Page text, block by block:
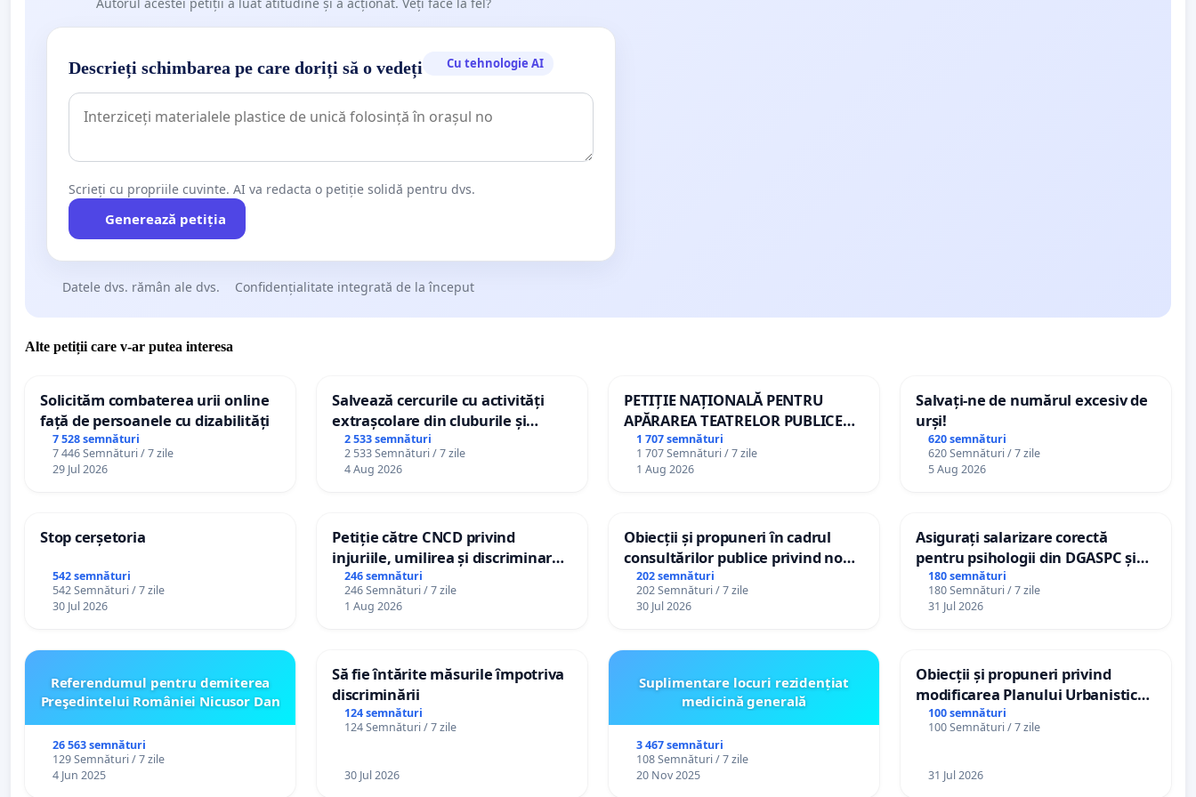
Descrieți schimbarea pe care doriți să o vedeți Cu tehnologie AI
Scrieți cu propriile cuvinte. AI va redacta o petiție solidă pentru dvs.
Generează petiția
Datele dvs. rămân ale dvs. Confidențialitate integrată de la început
Alte petiții care v-ar putea interesa
Solicităm combaterea urii online
față de persoanele cu dizabilități
7 528 semnături
7 446 Semnături / 7 zile
29 Jul 2026
Salvează cercurile cu activități
extrașcolare din cluburile și
palatele copiilor
2 533 semnături
2 533 Semnături / 7 zile
4 Aug 2026
PETIȚIE NAȚIONALĂ PENTRU
APĂRAREA TEATRELOR PUBLICE
DE REPERTORIU DIN ROMÂNIA
1 707 semnături
1 707 Semnături / 7 zile
1 Aug 2026
Salvați-ne de numărul excesiv de
urși!
620 semnături
620 Semnături / 7 zile
5 Aug 2026
Stop cerșetoria
542 semnături
542 Semnături / 7 zile
30 Jul 2026
Petiție către CNCD privind
injuriile, umilirea și discriminarea
persoanelor cu dizabilități de
către utilizatorul TikTok „Gorici”
246 semnături
246 Semnături / 7 zile
1 Aug 2026
Obiecții și propuneri în cadrul
consultărilor publice privind noul
Plan Urbanistic General (PUG)
Ialoveni
202 semnături
202 Semnături / 7 zile
30 Jul 2026
Asigurați salarizare corectă
pentru psihologii din DGASPC și
spitale
180 semnături
180 Semnături / 7 zile
31 Jul 2026
Referendumul pentru demiterea
Preşedintelui României Nicusor Dan
26 563 semnături
129 Semnături / 7 zile
4 Jun 2025
Să fie întărite măsurile împotriva
discriminării
124 semnături
124 Semnături / 7 zile
30 Jul 2026
Suplimentare locuri rezidențiat
medicină generală
3 467 semnături
108 Semnături / 7 zile
20 Nov 2025
Obiecții și propuneri privind
modificarea Planului Urbanistic
General al orașului Ialoveni
100 semnături
100 Semnături / 7 zile
31 Jul 2026